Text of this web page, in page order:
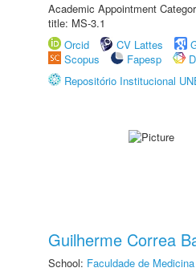
Academic Appointment
title: MS-3.1
Orcid
CV Lattes
Scopus
Fapesp
Repositório Institucional
Guilherme Correa
School: Faculdade de